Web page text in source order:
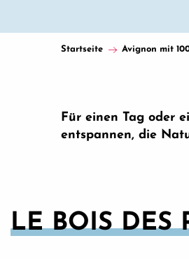
Startseite Avignon mit
Für einen Tag oder
entspannen, die
LE BOIS DES